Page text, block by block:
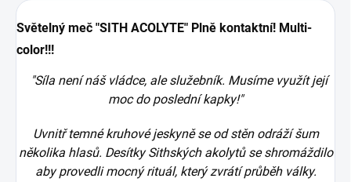
Světelný meč "SITH ACOLYTE" Plně kontaktní! Multi-
color!!!
"Síla není náš vládce, ale služebník. Musíme využít její
moc do poslední kapky!"
Uvnitř temné kruhové jeskyně se od stěn odráží šum
několika hlasů. Desítky Sithských akolytů se shromáždilo
aby provedli mocný rituál, který zvrátí průběh války.